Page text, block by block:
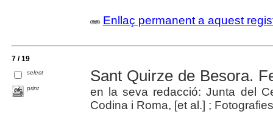
Enllaç permanent a aquest
7 / 19
select
print
Sant Quirze de Besora.
en la seva redacció: Junta del
Codina i Roma, [et al.] ;